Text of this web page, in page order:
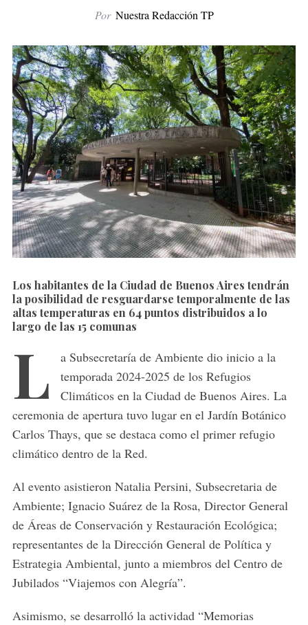
Por Nuestra Redacción TP
Los habitantes de la Ciudad de Buenos Aires tendrán
la posibilidad de resguardarse temporalmente de las
altas temperaturas en 64 puntos distribuidos a lo
largo de las 15 comunas
L
a Subsecretaría de Ambiente dio inicio a la
temporada 2024-2025 de los Refugios
Climáticos en la Ciudad de Buenos Aires. La
ceremonia de apertura tuvo lugar en el Jardín Botánico
Carlos Thays, que se destaca como el primer refugio
climático dentro de la Red.
Al evento asistieron Natalia Persini, Subsecretaria de
Ambiente; Ignacio Suárez de la Rosa, Director General
de Áreas de Conservación y Restauración Ecológica;
representantes de la Dirección General de Política y
Estrategia Ambiental, junto a miembros del Centro de
Jubilados “Viajemos con Alegría”.
Asimismo, se desarrolló la actividad “Memorias